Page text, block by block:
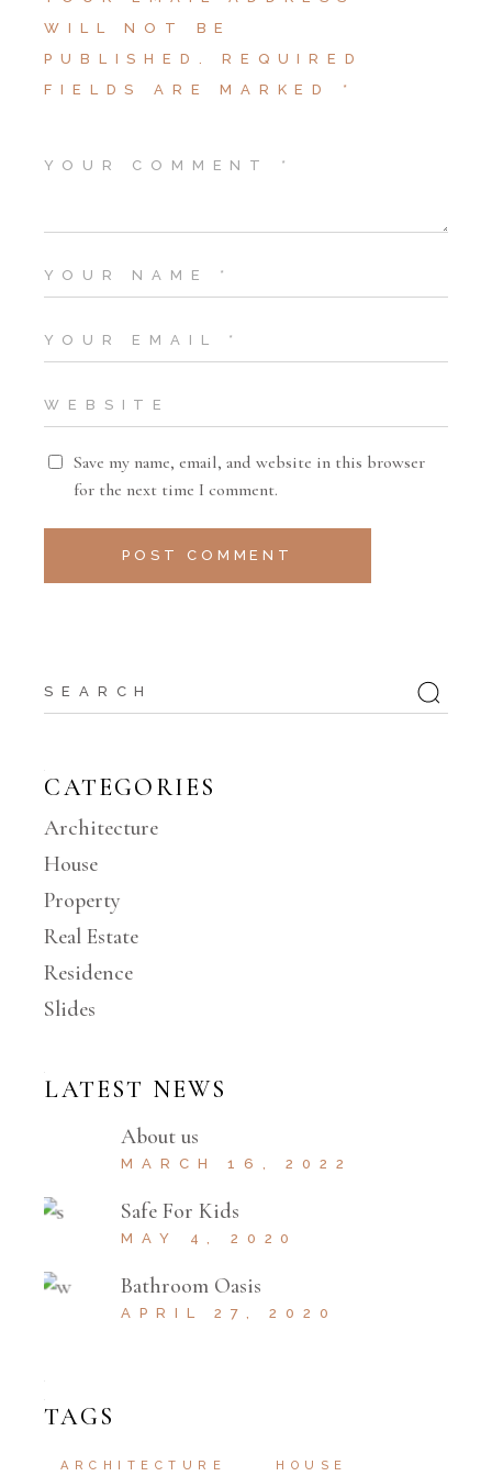
WILL NOT BE
PUBLISHED.
REQUIRED
FIELDS ARE MARKED *
Save my name, email, and website in this browser
for the next time I comment.
POST COMMENT
CATEGORIES
Architecture
House
Property
Real Estate
Residence
Slides
LATEST NEWS
About us
MARCH 16, 2022
Safe For Kids
MAY 4, 2020
Bathroom Oasis
APRIL 27, 2020
TAGS
ARCHITECTURE HOUSE